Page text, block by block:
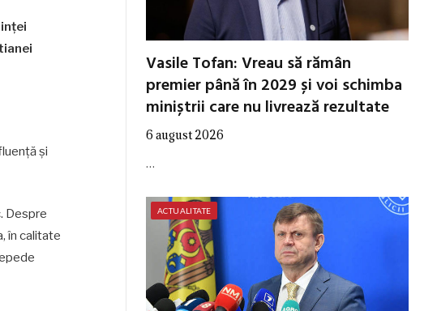
și
Despre
în calitate
Vasile Tofan: Vreau să rămân
premier până în 2029 și voi schimba
miniștrii care nu livrează rezultate
6 august 2026
…
ACTUALITATE